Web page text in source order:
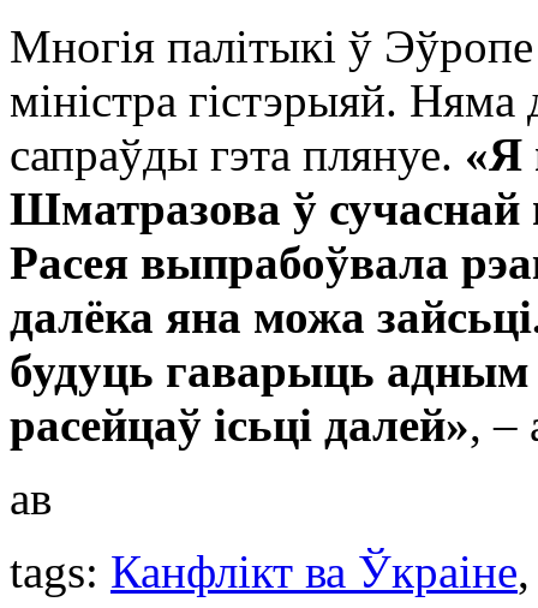
Многія палітыкі ў Эўропе
міністра гістэрыяй.
сапраўды гэта плянуе. «Я
Шматразова ў сучаснай
Расея выпрабоўвала
далёка яна можа
будуць гаварыць адным
расейцаў ісьці далей», –
ав
tags: Канфлікт ва Ўкраіне